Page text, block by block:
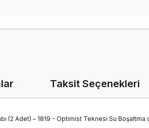
Taksit Seçenekleri
(2 Adet) – 1819 - Optimist Teknesi Su